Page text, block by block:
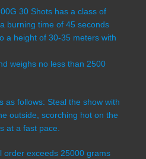
30 Shots has a class of
burning time of 45 seconds
a height of 30-35 meters with
weighs no less than 2500
as follows: Steal the show with
outside, scorching hot on the
at a fast pace.
order exceeds 25000 grams